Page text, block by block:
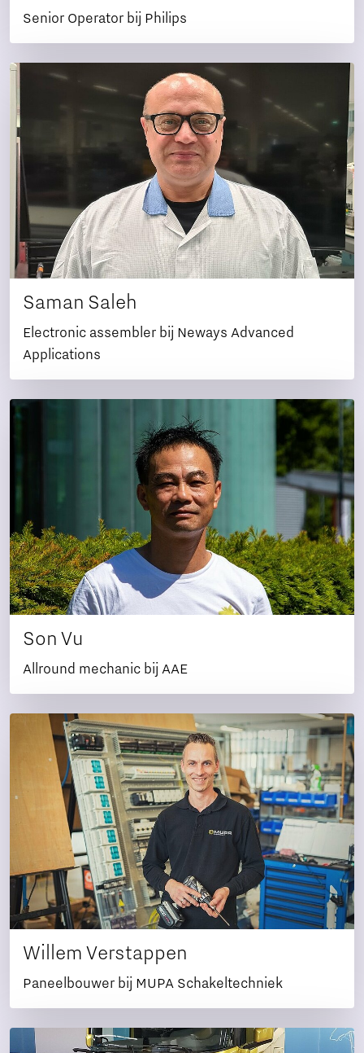
Senior Operator bij Philips
Saman Saleh
Electronic assembler bij Neways Advanced
Applications
Son Vu
Allround mechanic bij AAE
Willem Verstappen
Paneelbouwer bij MUPA Schakeltechniek